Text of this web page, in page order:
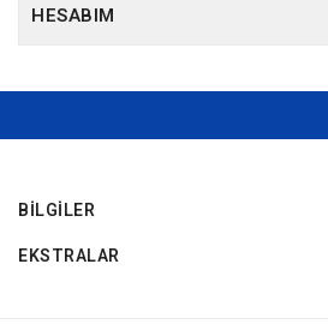
HESABIM
BILGILER
EKSTRALAR